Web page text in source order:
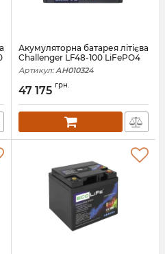
Акумуляторна батарея літієва
Challenger LF48-100 LiFePO4
Артикул: АН010324
47 175 грн.